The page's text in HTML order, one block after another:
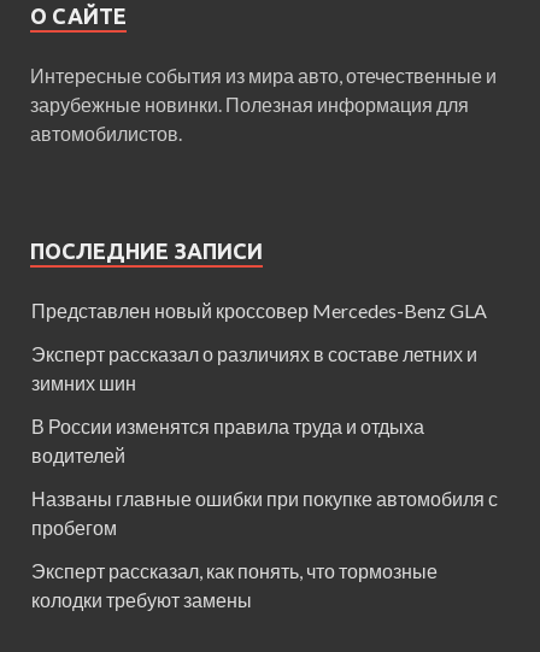
О САЙТЕ
Интересные события из мира авто, отечественные и
зарубежные новинки. Полезная информация для
автомобилистов.
ПОСЛЕДНИЕ ЗАПИСИ
Представлен новый кроссовер Mercedes-Benz GLA
Эксперт рассказал о различиях в составе летних и
зимних шин
В России изменятся правила труда и отдыха
водителей
Названы главные ошибки при покупке автомобиля с
пробегом
Эксперт рассказал, как понять, что тормозные
колодки требуют замены